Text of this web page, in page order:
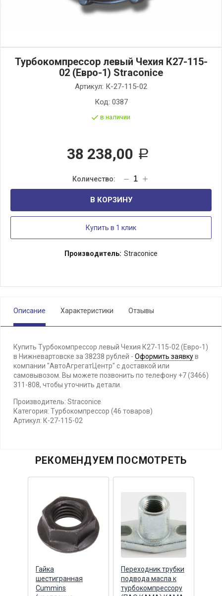
Турбокомпрессор левый Чехия К27-115-
02 (Евро-1) Straconice
Артикул: К-27-115-02
Код: 0387
в наличии
38 238,00 Р
В КОРЗИНУ
Купить в 1 клик
Производитель: Straconice
Описание Характеристики Отзывы
Купить Турбокомпрессор левый Чехия К27-115-02 (Евро-1)
в Нижневартовске за 38238 рублей - Оформить заявкув
компании "АвтоАгрегатЦентр" с доставкой или
самовывозом. Вы можете позвонить по телефону +7 (3466)
311-808, чтобы уточнить детали.
Производитель: Straconice
Категория: Турбокомпрессор (46 товаров)
Артикул: К-27-115-02
РЕКОМЕНДУЕМ ПОСМОТРЕТЬ
Гайка
шестигранная
Cummins
Переходник трубки
подвода масла к
турбокомпрессору